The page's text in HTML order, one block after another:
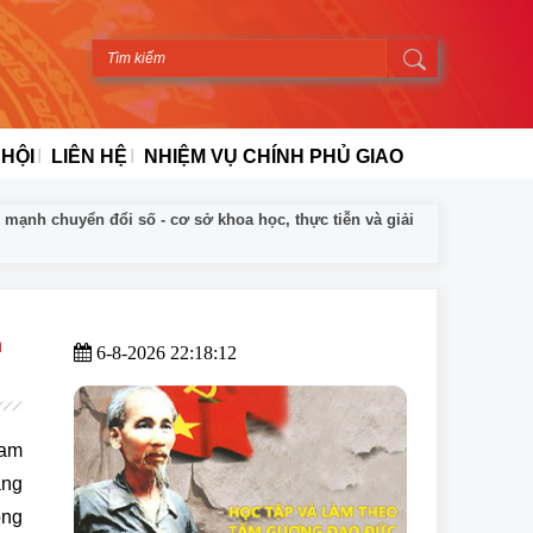
LIÊN HỆ NHIỆM VỤ CHÍNH PHỦ GIAO
chuyển đổi số - cơ sở khoa học, thực tiễn và giải
6-8-2026 22:18:12